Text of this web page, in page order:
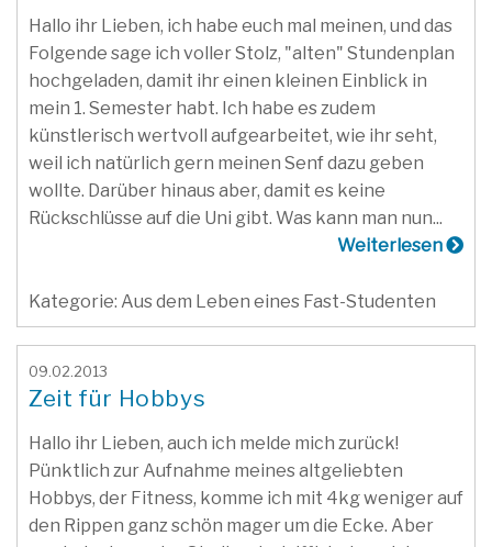
Hallo ihr Lieben, ich habe euch mal meinen, und das
Folgende sage ich voller Stolz, "alten" Stundenplan
hochgeladen, damit ihr einen kleinen Einblick in
mein 1. Semester habt. Ich habe es zudem
künstlerisch wertvoll aufgearbeitet, wie ihr seht,
weil ich natürlich gern meinen Senf dazu geben
wollte. Darüber hinaus aber, damit es keine
Rückschlüsse auf die Uni gibt. Was kann man nun...
Weiterlesen
Kategorie: Aus dem Leben eines Fast-Studenten
09.02.2013
Zeit für Hobbys
Hallo ihr Lieben, auch ich melde mich zurück!
Pünktlich zur Aufnahme meines altgeliebten
Hobbys, der Fitness, komme ich mit 4kg weniger auf
den Rippen ganz schön mager um die Ecke. Aber